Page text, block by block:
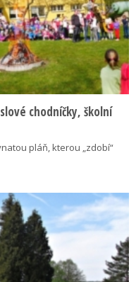
chodníčky, školní
pláň, kterou „zdobí“